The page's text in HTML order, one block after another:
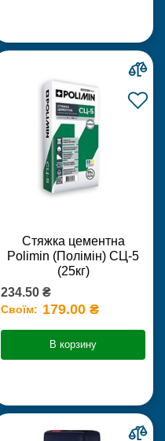
Стяжка цементна
Polimin (Полімін) СЦ-5
(25кг)
234.50 ₴
Своїм: 179.00 ₴
В корзину